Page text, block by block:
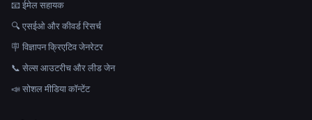
📧 ईमेल सहायक
🔍 एसईओ और कीवर्ड रिसर्च
🪧 विज्ञापन क्रिएटिव जेनरेटर
📞 सेल्स आउटरीच और लीड जेन
📣 सोशल मीडिया कॉन्टेंट